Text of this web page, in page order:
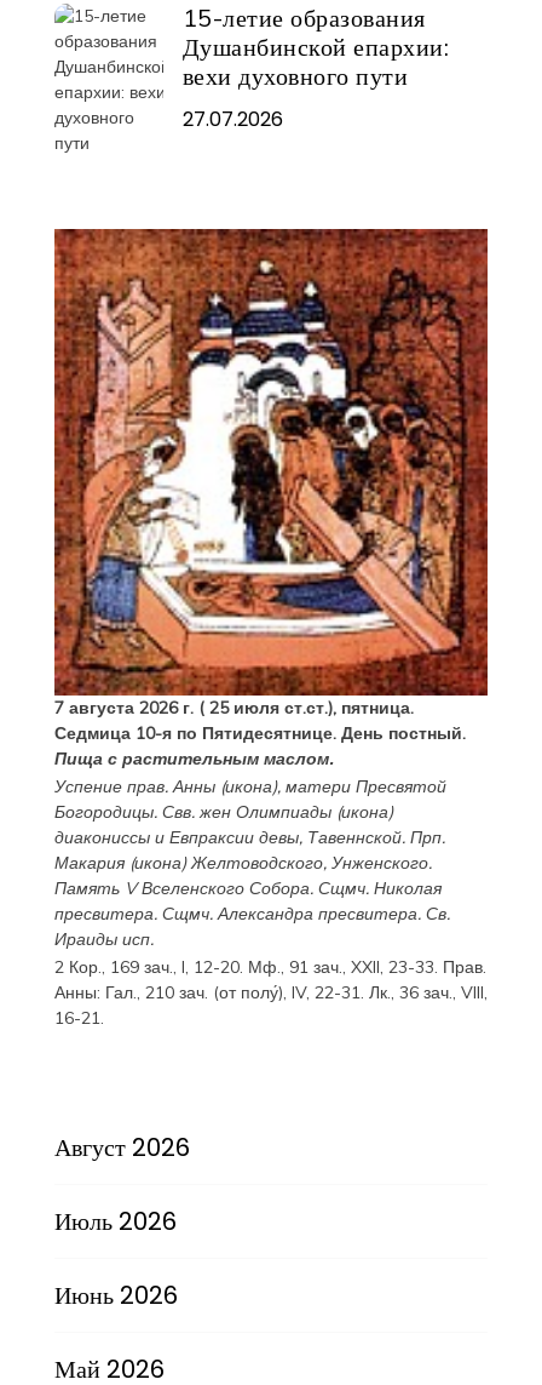
15-летие образования
Душанбинской епархии:
вехи духовного пути
27.07.2026
7 августа 2026 г. ( 25 июля ст.ст.), пятница.
Седмица 10-я по Пятидесятнице. День постный.
Пища с растительным маслом.
Успение прав. Анны(икона), матери Пресвятой
Богородицы. Свв. жен Олимпиады(икона)
диакониссы и Евпраксиидевы, Тавеннской. Прп.
Макария(икона) Желтоводского, Унженского.
Память V Вселенского Собора. Сщмч. Николая
пресвитера. Сщмч. Александра пресвитера. Св.
Ираидыисп.
2 Кор., 169 зач., I, 12-20. Мф., 91 зач., XXII, 23-33. Прав.
Анны: Гал., 210 зач. (от полу́), IV, 22-31.
Лк., 36 зач., VIII,
16-21.
Август 2026
Июль 2026
Июнь 2026
Май 2026